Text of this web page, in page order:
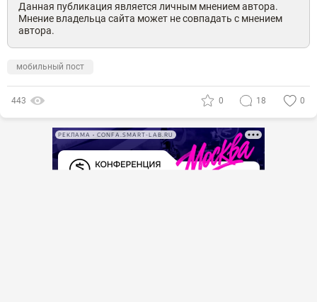
Данная публикация является личным мнением автора.
Мнение владельца сайта может не совпадать с мнением
автора.
мобильный пост
443 0 18 0
РЕКЛАМА • CONFA.SMART-LAB.RU